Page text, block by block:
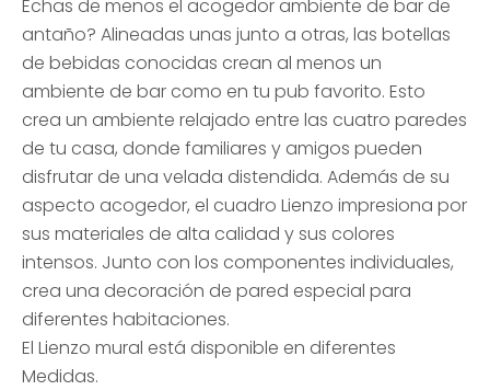
Echas de menos el acogedor ambiente de bar de
antaño? Alineadas unas junto a otras, las botellas
de bebidas conocidas crean al menos un
ambiente de bar como en tu pub favorito. Esto
crea un ambiente relajado entre las cuatro paredes
de tu casa, donde familiares y amigos pueden
disfrutar de una velada distendida. Además de su
aspecto acogedor, el cuadro Lienzo impresiona por
sus materiales de alta calidad y sus colores
intensos. Junto con los componentes individuales,
crea una decoración de pared especial para
diferentes habitaciones.
El Lienzo mural está disponible en diferentes
Medidas.